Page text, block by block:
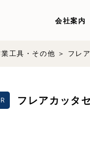
会社案内
業工具・その他 フレ
フレアカッタ